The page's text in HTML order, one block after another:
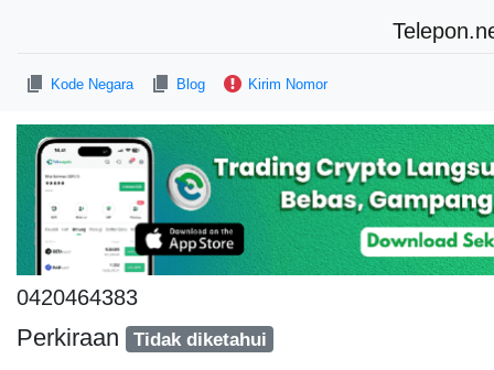
Kode Negara Blog Kirim Nomor
0420464383
Perkiraan Tidak diketahui